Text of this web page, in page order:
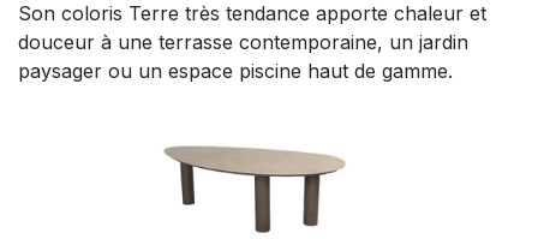
Son coloris Terre très tendance apporte chaleur et
douceur à une terrasse contemporaine, un jardin
paysager ou un espace piscine haut de gamme.